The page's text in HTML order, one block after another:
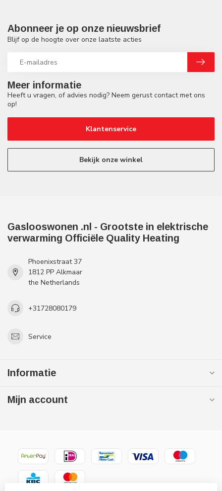
Meer informatie
Heeft u vragen, of advies nodig? Neem gerust contact met ons
op!
Klantenservice
Bekijk onze winkel
Abonneer je op onze nieuwsbrief
Blijf op de hoogte over onze laatste acties
Gaslooswonen .nl - Grootste in elektrische
verwarming Officiële Quality Heating
Phoenixstraat 37
1812 PP Alkmaar
the Netherlands
+31728080179
Service
Informatie
Mijn account